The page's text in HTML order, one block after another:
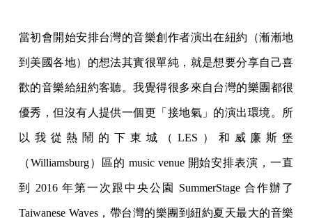
當初會開始安排台灣的音樂創作者演出在紐約（漸漸地
到美國各地）的想法其實很單純，就是想要分享自己喜
歡的音樂給紐約客聽。我覺得很多來自台灣的樂團都很
優秀，但沒有人提供一個更「接地氣」的演出環境。所
以我從熱鬧的下東城（LES）和威廉斯堡
（Williamsburg）區的 music venue 開始安排表演，一直
到 2016 年第一次跟中央公園 SummerStage 合作辦了
Taiwanese Waves，帶台灣的樂團到紐約夏天最大的音樂